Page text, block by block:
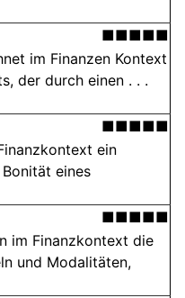
■■■■■
im Finanzen Kontext
der durch einen . . .
■■■■■
ein
eines
■■■■■
im Finanzkontext die
und Modalitäten,